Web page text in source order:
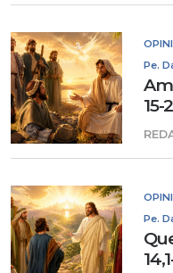
Pe.
15-
Pe.